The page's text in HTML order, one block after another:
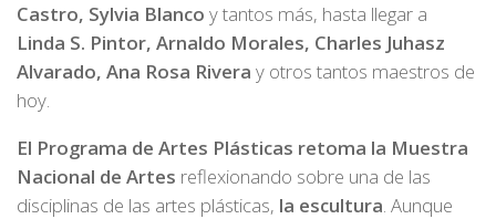
Castro, Sylvia Blanco y tantos más, hasta llegar a
Linda S. Pintor, Arnaldo Morales, Charles Juhasz
Alvarado, Ana Rosa Rivera y otros tantos maestros de
hoy.
El Programa de Artes Plásticas retoma la Muestra
Nacional de Artes reflexionando sobre una de las
disciplinas de las artes plásticas, la escultura. Aunque